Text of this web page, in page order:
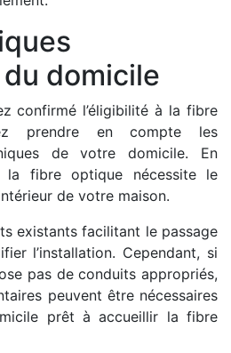
domicile
confirmé l’éligibilité à la fibre
prendre en compte les
de votre domicile. En
la fibre optique nécessite le
de votre maison.
existants facilitant le passage
l’installation. Cependant, si
pas de conduits appropriés,
peuvent être nécessaires
prêt à accueillir la fibre